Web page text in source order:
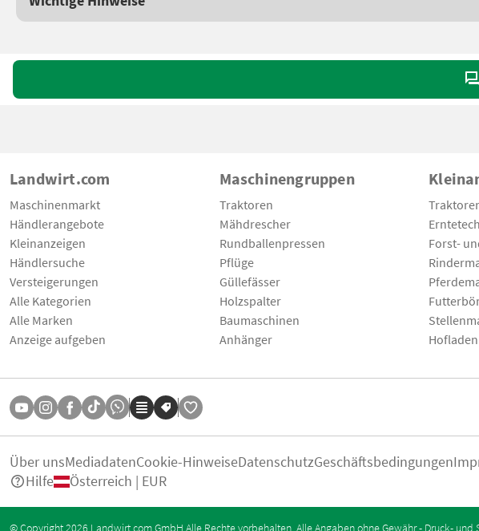
Landwirt.com
Maschinenmarkt
Händlerangebote
Kleinanzeigen
Händlersuche
Versteigerungen
Alle Kategorien
Alle Marken
Anzeige aufgeben
Maschinengruppen
Traktoren
Mähdrescher
Rundballenpressen
Pflüge
Güllefässer
Holzspalter
Baumaschinen
Anhänger
Forst-
Hofladen
Über unsMediadatenCookie-HinweiseDatenschutzGeschäftsbedingungen
Hilfe
Österreich | EUR
© Copyright 2026 Landwirt.com GmbH Alle Rechte vorbehalten. Alle Angaben ohne Gewähr - Druck- und